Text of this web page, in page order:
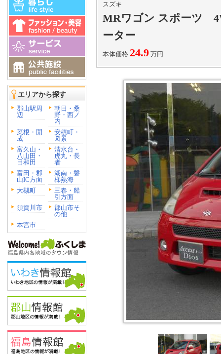
エリアから探す
郡山駅周
辺
朝日・桑
野・西ノ
内
菜根・開
成
安積町・
図景
富久山・
八山田・
日和田
清水台・
虎丸・長
者
富田・郡
山IC方面
湖南・磐
梯熱海
大槻町
三春・船
引方面
須賀川市
郡山市そ
の他
本宮市
スズキ
MRワゴン スポーツ
ーター
本体価格 24.9 万円